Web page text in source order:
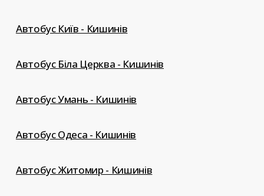
Автобус Київ - Кишинів
Автобус Біла Церква - Кишинів
Автобус Умань - Кишинів
Автобус Одеса - Кишинів
Автобус Житомир - Кишинів